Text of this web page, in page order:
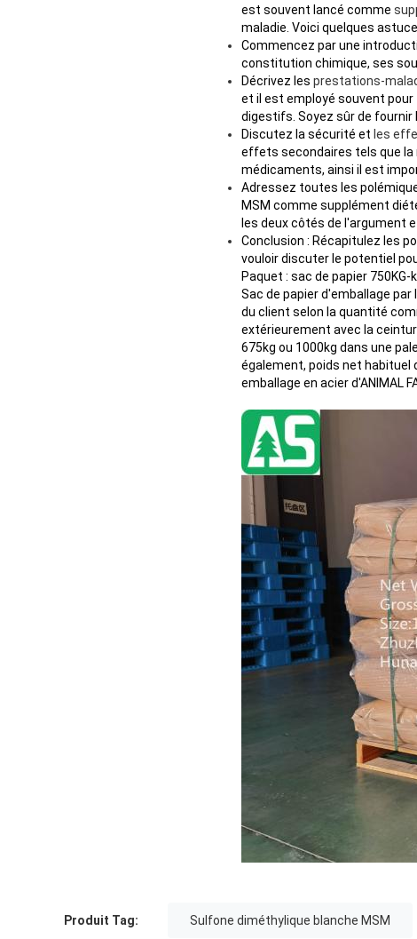
est souvent lancé comme
maladie. Voici quelques
Commencez par une
constitution chimique, ses
Décrivez les prestations-
et il est employé souvent
digestifs. Soyez sûr de
Discutez la sécurité et les
effets secondaires tels que la
médicaments, ainsi il est
Adressez toutes les
MSM comme supplément
les deux côtés de l'argument
Conclusion : Récapitulez les
vouloir discuter le potentiel
Paquet : sac de papier
Sac de papier d'emballage
du client selon la quantité
extérieurement avec la
675kg ou 1000kg dans une
également, poids net habituel
emballage en acier d'ANIMAL
Produit Tag: Sulfone diméthylique blanche MSM